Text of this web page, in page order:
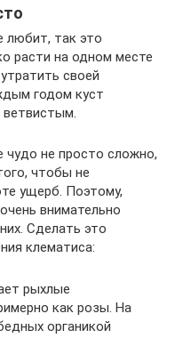
любит, так это
расти на одном месте
своей
годом куст
чудо не просто сложно,
чтобы не
ущерб. Поэтому,
внимательно
Сделать это
клематиса:
рыхлые
как розы. На
органикой